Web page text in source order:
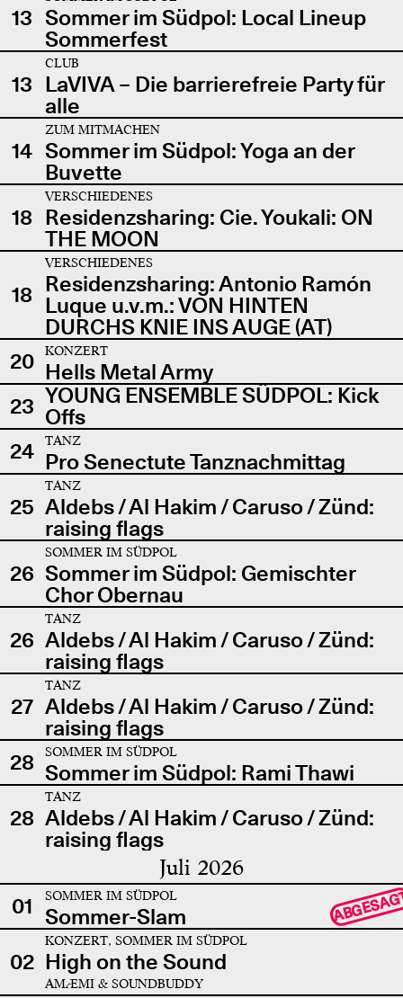
13 Sommer im Südpol: Local Lineup
Sommerfest
13
CLUB
LaVIVA – Die barrierefreie Party für
alle
14
ZUM MITMACHEN
Sommer im Südpol: Yoga an der
Buvette
18
VERSCHIEDENES
Residenzsharing: Cie. Youkali: ON
THE MOON
18
VERSCHIEDENES
Residenzsharing: Antonio Ramón
Luque u.v.m.: VON HINTEN
DURCHS KNIE INS AUGE (AT)
20
KONZERT
Hells Metal Army
23 YOUNG ENSEMBLE SÜDPOL: Kick
Offs
24
TANZ
Pro Senectute Tanznachmittag
25
TANZ
Aldebs / Al Hakim / Caruso / Zünd:
raising flags
26
SOMMER IM SÜDPOL
Sommer im Südpol: Gemischter
Chor Obernau
26
TANZ
Aldebs / Al Hakim / Caruso / Zünd:
raising flags
27
TANZ
Aldebs / Al Hakim / Caruso / Zünd:
raising flags
28
SOMMER IM SÜDPOL
Sommer im Südpol: Rami Thawi
28
TANZ
Aldebs / Al Hakim / Caruso / Zünd:
raising flags
Juli 2026
01 SOMMER IM SÜDPOL
Sommer-Slam
02
KONZERT, SOMMER IM SÜDPOL
High on the Sound
AMÆMI & SOUNDBUDDY